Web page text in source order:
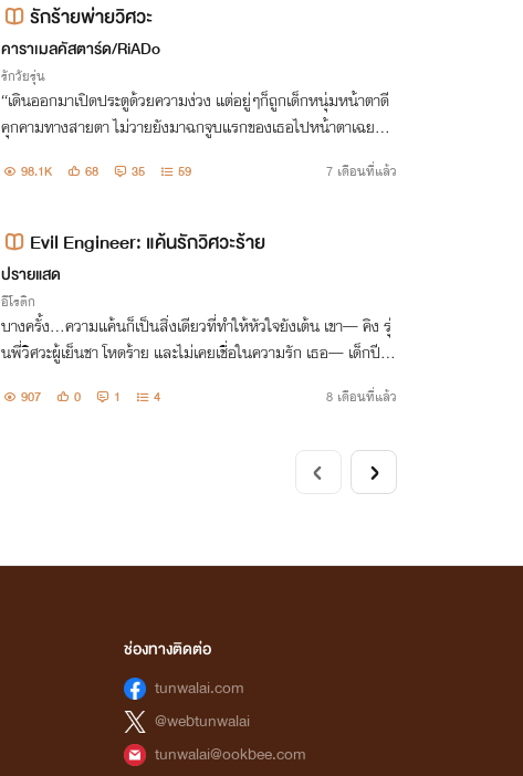
รักร้ายพ่ายวิศวะ
คาราเมลคัสตาร์ด/RiADo
รักวัยรุ่น
“เดินออกมาเปิดประตูด้วยความง่วง แต่อยู่ๆก็ถูกเด็กหนุ่มหน้าตาดี
คุกคามทางสายตา ไม่วายยังมาฉกจูบแรกของเธอไปหน้าตาเฉยอี
98.1K 68 35 59 7 เดือนที่แล้ว
Evil Engineer: แค้นรักวิศวะร้าย
ปรายแสด
อีโรติก
บางครั้ง…ความแค้นก็เป็นสิ่งเดียวที่ทำให้หัวใจยังเต้น เขา— คิง รุ่
นพี่วิศวะผู้เย็นชา โหดร้าย และไม่เคยเชื่อในความรัก เธอ— เด็กปีห
907 0 1 4 8 เดือนที่แล้ว
ช่องทางติดต่อ
tunwalai.com
@webtunwalai
tunwalai@ookbee.com